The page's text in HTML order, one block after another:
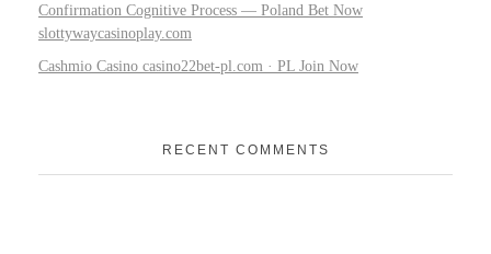
Confirmation Cognitive Process — Poland Bet Now
slottywaycasinoplay.com
Cashmio Casino casino22bet-pl.com · PL Join Now
RECENT COMMENTS